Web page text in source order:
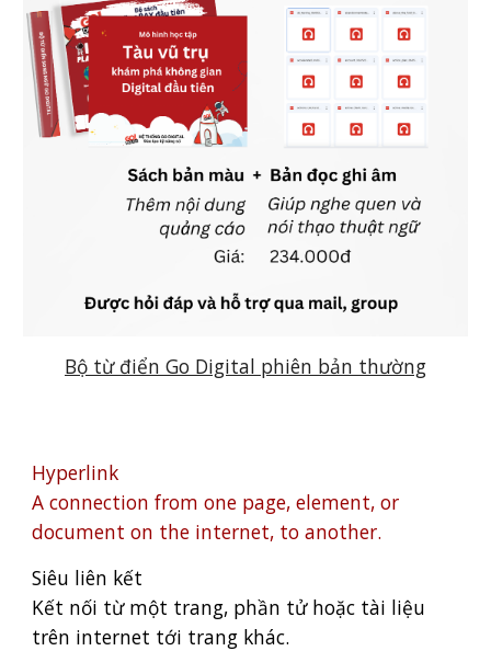
Bộ từ điển Go Digital phiên bản thường
Hyperlink
A connection from one page, element, or
document on the internet, to another.
Siêu liên kết
Kết nối từ một trang, phần tử hoặc tài liệu
trên internet tới trang khác.